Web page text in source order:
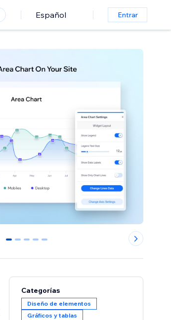
Español Entrar
0 1 2 3 4
Categorías
Diseño de elementos
Gráficos y tablas